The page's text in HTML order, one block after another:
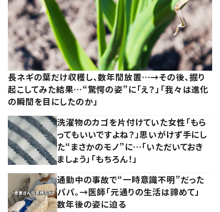
長ネギの葉だけ収穫し、数年間放置…→その後、掘り
起こしてみた結果…“驚愕の姿”に「え？」「我々は進化
の瞬間を目にしたのか」
洗濯物のカゴを片付けていた女性「もら
ってもいいですよね？」思いがけず手にし
た“まさかのモノ”に…「いただいておき
ましょう」「もちろん！」
通勤中の事故で“一時意識不明”だった
パパ。→医師「元通りの生活は諦めて」
数年後の姿に迫る